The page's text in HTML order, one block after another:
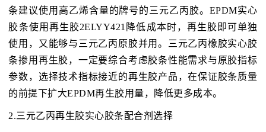
条建议使用高乙烯含量的牌号的三元乙丙胶。EPDM实心
胶条使用再生胶2ELYY421降低成本时，再生胶即可单独
使用，又能够与三元乙丙原胶并用。三元乙丙橡胶实心胶
条掺用再生胶，一定要综合考虑胶条性能需求与原胶指标
参数，选择技术指标接近的再生胶产品，在保证胶条质量
的前提下扩大EPDM再生胶用量，降低更多成本。
2.三元乙丙再生胶实心胶条配合剂选择